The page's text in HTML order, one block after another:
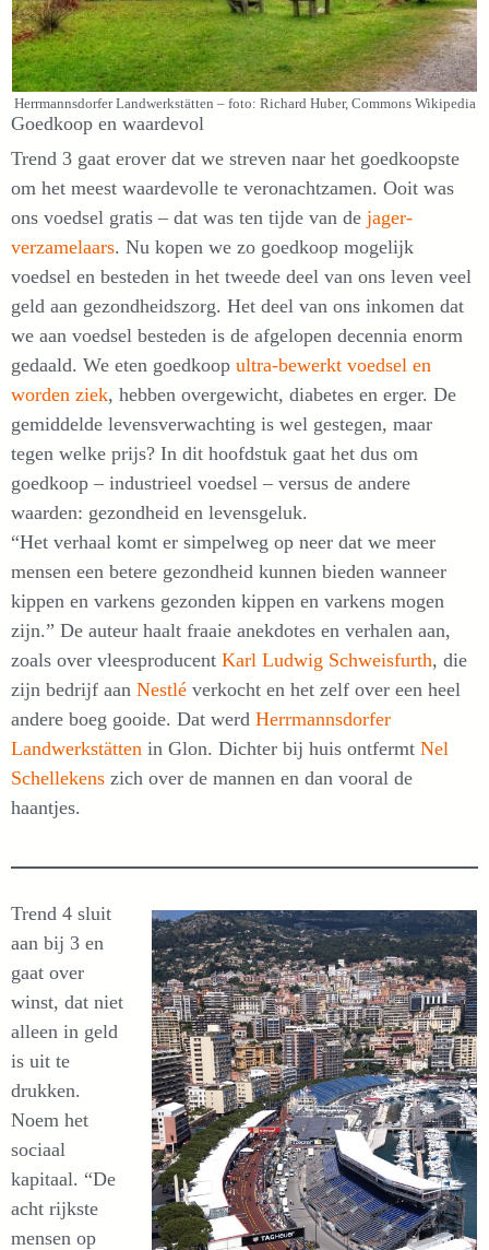
Herrmannsdorfer Landwerkstätten – foto: Richard Huber, Commons Wikipedia
Goedkoop en waardevol
Trend 3 gaat erover dat we streven naar het goedkoopste
om het meest waardevolle te veronachtzamen. Ooit was
ons voedsel gratis – dat was ten tijde van de jager-
verzamelaars. Nu kopen we zo goedkoop mogelijk
voedsel en besteden in het tweede deel van ons leven veel
geld aan gezondheidszorg. Het deel van ons inkomen dat
we aan voedsel besteden is de afgelopen decennia enorm
gedaald. We eten goedkoop ultra-bewerkt voedsel en
worden ziek, hebben overgewicht, diabetes en erger. De
gemiddelde levensverwachting is wel gestegen, maar
tegen welke prijs? In dit hoofdstuk gaat het dus om
goedkoop – industrieel voedsel – versus de andere
waarden: gezondheid en levensgeluk.
“Het verhaal komt er simpelweg op neer dat we meer
mensen een betere gezondheid kunnen bieden wanneer
kippen en varkens gezonden kippen en varkens mogen
zijn.” De auteur haalt fraaie anekdotes en verhalen aan,
zoals over vleesproducent Karl Ludwig Schweisfurth, die
zijn bedrijf aan Nestlé verkocht en het zelf over een heel
andere boeg gooide. Dat werd Herrmannsdorfer
Landwerkstätten in Glon. Dichter bij huis ontfermt Nel
Schellekens zich over de mannen en dan vooral de
haantjes.
Trend 4 sluit
aan bij 3 en
gaat over
winst, dat niet
alleen in geld
is uit te
drukken.
Noem het
sociaal
kapitaal. “De
acht rijkste
mensen op